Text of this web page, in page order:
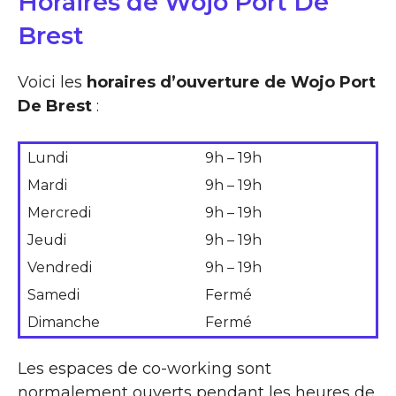
Brest
Voici les horaires d’ouverture de Wojo Port
De Brest :
Lundi
9h – 19h
Mardi
9h – 19h
Mercredi
9h – 19h
Jeudi
9h – 19h
Vendredi
9h – 19h
Samedi
Fermé
Dimanche
Fermé
Les espaces de co-working sont